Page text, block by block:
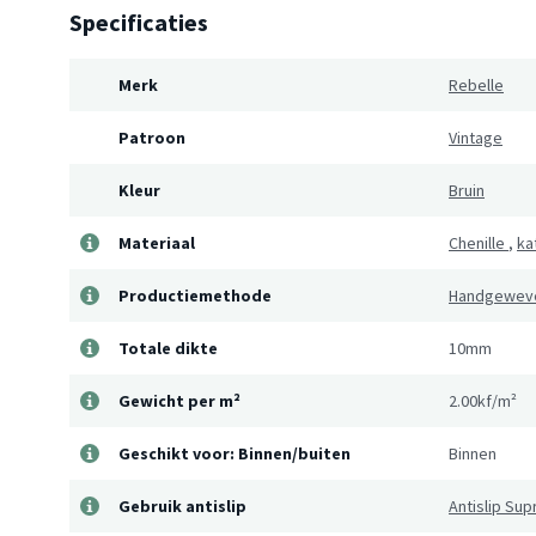
Specificaties
Merk Rebelle
Patroon Vintage
Kleur Bruin
Materiaal Chenille ,
Productiemethode
Totale dikte 10mm
Gewicht per m² 2.00kf/m²
Geschikt voor: Binnen/buiten Binnen
Gebruik antislip Antislip